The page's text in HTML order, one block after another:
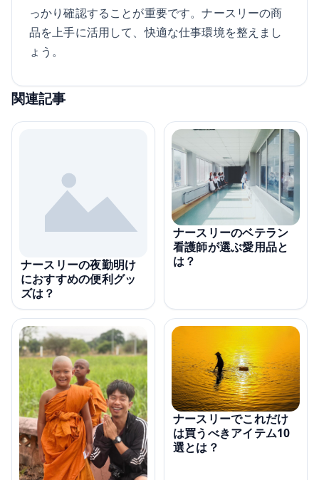
っかり確認することが重要です。ナースリーの商
品を上手に活用して、快適な仕事環境を整えまし
ょう。
関連記事
ナースリーの夜勤明け
におすすめの便利グッ
ズは？
ナースリーのベテラン
看護師が選ぶ愛用品と
は？
ナースリーでこれだけ
は買うべきアイテム10
選とは？